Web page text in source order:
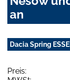
an
Dacia Spring
Preis: